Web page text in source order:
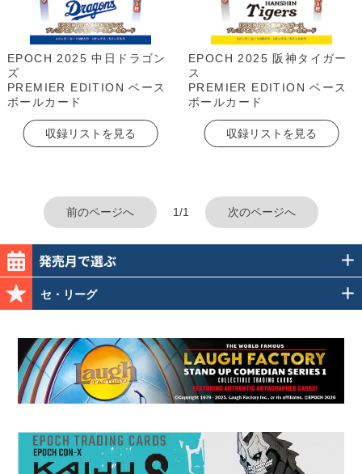
EPOCH 2025 中日ドラゴン
ズ
PREMIER EDITION ベース
ボールカード
収録リストを見る
EPOCH 2025 阪神タイガー
ス
PREMIER EDITION ベース
ボールカード
収録リストを見る
前のページへ 1/1 次のページへ
セ・リーグ